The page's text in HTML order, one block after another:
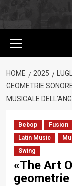
principale
HOME 2025
GEOMETRIE
MUSICALE
Bebop Fusion
Latin Music
Swing
«The Art
geometrie